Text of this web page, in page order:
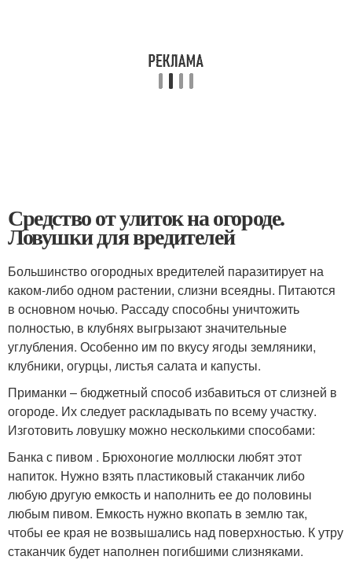
Средство от улиток на огороде.
Ловушки для вредителей
Большинство огородных вредителей паразитирует на
каком-либо одном растении, слизни всеядны. Питаются
в основном ночью. Рассаду способны уничтожить
полностью, в клубнях выгрызают значительные
углубления. Особенно им по вкусу ягоды земляники,
клубники, огурцы, листья салата и капусты.
Приманки – бюджетный способ избавиться от слизней в
огороде. Их следует раскладывать по всему участку.
Изготовить ловушку можно несколькими способами:
Банка с пивом . Брюхоногие моллюски любят этот
напиток. Нужно взять пластиковый стаканчик либо
любую другую емкость и наполнить ее до половины
любым пивом. Емкость нужно вкопать в землю так,
чтобы ее края не возвышались над поверхностью. К утру
стаканчик будет наполнен погибшими слизняками.